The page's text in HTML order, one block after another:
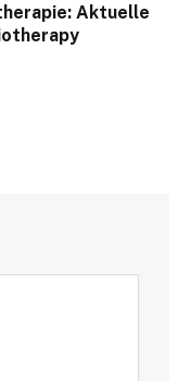
Aktuelle